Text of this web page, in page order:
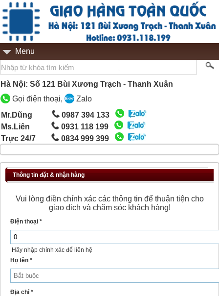
Menu
Hà Nội: Số 121 Bùi Xương Trạch - Thanh Xuân
Gọi điện thoại,
Zalo
Mr.Dũng
0987 394 133
Ms.Liên
0931 118 199
Trực 24/7
0834 999 399
Thông tin đặt & nhận hàng
Vui lòng điền chính xác các thông tin để thuận tiện cho
giao dịch và chăm sóc khách hàng!
Điện thoại *
Hãy nhập chính xác để liên hệ
Họ tên *
Địa chỉ *